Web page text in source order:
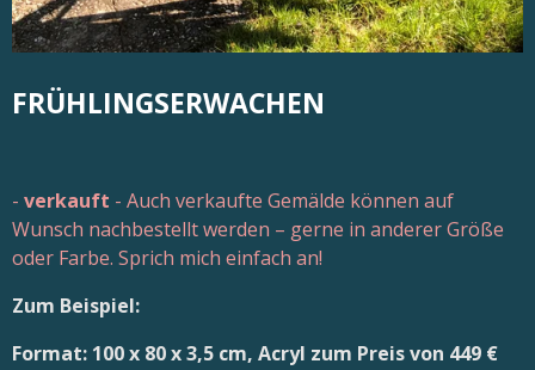
FRÜHLINGSERWACHEN
- verkauft - Auch verkaufte Gemälde können auf
Wunsch nachbestellt werden – gerne in anderer Größe
oder Farbe. Sprich mich einfach an!
Zum Beispiel:
Format: 100 x 80 x 3,5 cm, Acryl zum Preis von 449 €